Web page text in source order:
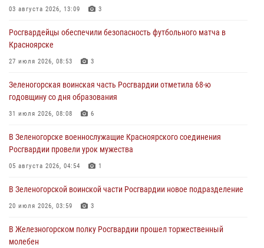
04 августа 2026, 09:57
Сотрудники Росгвардии обеспечили общественный порядок во
время проведения экстремального заплыва в Дудинке
04 августа 2026, 08:36
В Красноярске сотрудники Росгвардии задержали подозреваемого
в серии краж из супермаркета
04 августа 2026, 06:50
Военнослужащие Красноярского соединения Росгвардии
познакомили отдыхающих детей с тонкостями РХБ защиты
03 августа 2026, 13:12 2
03 августа 2026, 13:09 3
Росгвардейцы обеспечили безопасность футбольного матча в
Красноярске
27 июля 2026, 08:53 3
Зеленогорская воинская часть Росгвардии отметила 68-ю
годовщину со дня образования
31 июля 2026, 08:08 6
В Зеленогорске военнослужащие Красноярского соединения
Росгвардии провели урок мужества
05 августа 2026, 04:54 1
В Зеленогорской воинской части Росгвардии новое подразделение
20 июля 2026, 03:59 3
В Железногорском полку Росгвардии прошел торжественный
молебен